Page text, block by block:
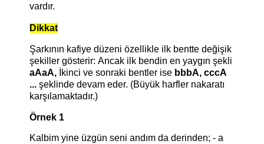
vardır.
Dikkat
Şarkının kafiye düzeni özellikle ilk bentte değişik
şekiller gösterir: Ancak ilk bendin en yaygın şekli
aAaA, İkinci ve sonraki bentler ise bbbA, cccA
... şeklinde devam eder. (Büyük harfler nakaratı
karşılamaktadır.)
Örnek 1
Kalbim yine üzgün seni andım da derinden; - a